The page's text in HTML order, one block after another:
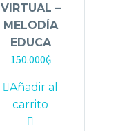
VIRTUAL –
MELODÍA
EDUCA
150.000₲
Añadir al
carrito